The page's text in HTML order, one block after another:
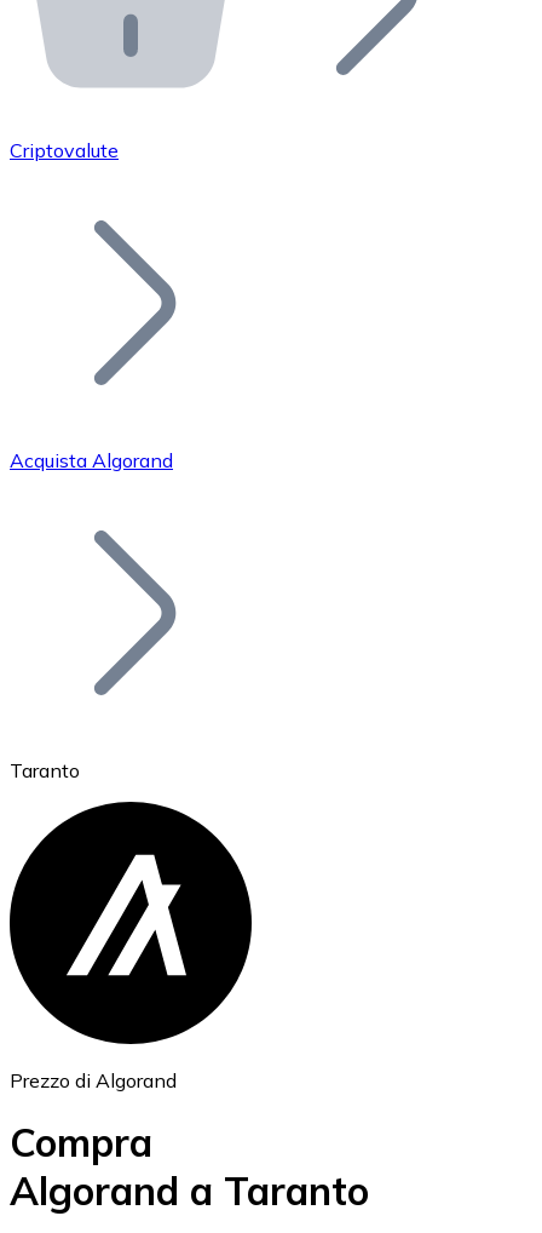
API Bitnovo
Integra la nostra API nel tuo ecosistema.
Unisciti alla nostra rete di rivenditori e
Aggiungi il token del tuo progetto al nostro servizio di
Bitcoin
Ethereum
ETH
Criptovalute
Acquista Algorand
Taranto
Prezzo di Algorand
Compra
Algorand a Taranto